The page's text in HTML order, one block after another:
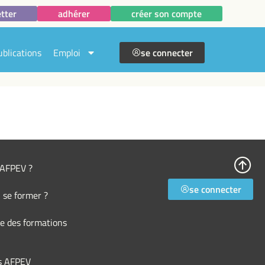
adhérer créer son compte
Emploi se connecter
?
former ?
des formations
se connecter